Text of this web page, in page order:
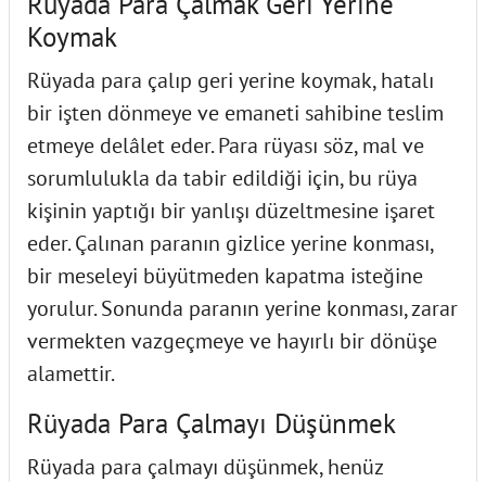
Koymak
Rüyada para çalıp geri yerine koymak, hatalı
bir işten dönmeye ve emaneti sahibine teslim
etmeye delâlet eder. Para rüyası söz, mal ve
sorumlulukla da tabir edildiği için, bu rüya
kişinin yaptığı bir yanlışı düzeltmesine işaret
eder. Çalınan paranın gizlice yerine konması,
bir meseleyi büyütmeden kapatma isteğine
yorulur. Sonunda paranın yerine konması, zarar
vermekten vazgeçmeye ve hayırlı bir dönüşe
alamettir.
Rüyada Para Çalmayı Düşünmek
Rüyada para çalmayı düşünmek, henüz